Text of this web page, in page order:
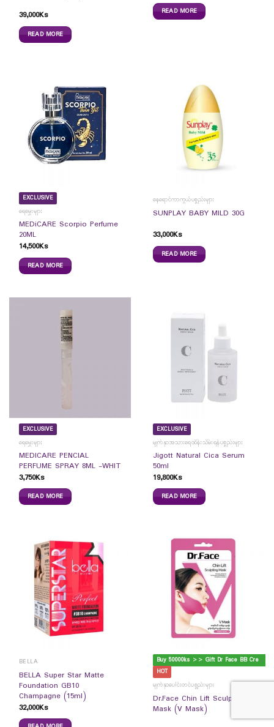
39,000Ks
READ MORE
READ MORE
EXCLUSIVE
ရေမွှေးများ
MEDiCARE Scorpio Perfume
20ML
14,500Ks
READ MORE
နေရောင်ကာကွယ်ပစ္စည်းများ
SUNPLAY BABY MILD 30G
33,000Ks
READ MORE
EXCLUSIVE
ရေမွှေးများ
MEDICARE PENCIAL
PERFUME SPRAY 8ML -WHIT
3,750Ks
READ MORE
EXCLUSIVE
မျက်နှာအသားရေထိန်းသိမ်းရန်ပစ္စည်းများ
Jigott Natural Cica Serum
50ml
19,800Ks
READ MORE
BELLA
BELLA Super Star Matte
Foundation GB10
Champagne (15ml)
32,000Ks
B
uy 50000ks >> Gift Dr Face BB Cream
HOT
မျက်နှာပေါင်းတင်ပစ္စည်းများ
Dr.Face Chin Lift Sculpting
Mask (V Mask)